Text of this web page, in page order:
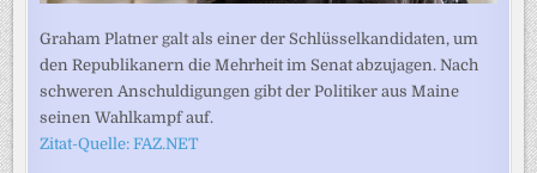
Graham Platner galt als einer der Schlüsselkandidaten, um
den Republikanern die Mehrheit im Senat abzujagen. Nach
schweren Anschuldigungen gibt der Politiker aus Maine
seinen Wahlkampf auf.
Zitat-Quelle: FAZ.NET